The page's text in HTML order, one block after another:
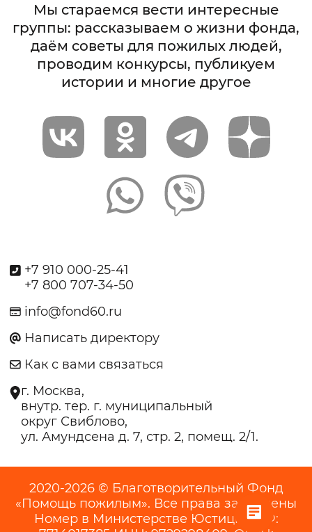
Мы стараемся вести интересные
группы: рассказываем о жизни фонда,
даём советы для пожилых людей,
проводим конкурсы, публикуем
истории и многие другое
+7 910 000-25-41
+7 800 707-34-50
info@fond60.ru
Написать директору
Как с вами связаться
г. Москва,
внутр. тер. г. муниципальный
округ Свиблово,
ул. Амундсена д. 7, стр. 2, помещ. 2/1.
2020-2026 © Благотворительный Фонд
«Помощь пожилым». Все права защищены
Номер в Министерстве Юстиции РФ: